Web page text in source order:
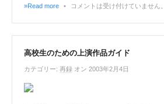
»Read more • コメントは受け付けていません。
高校生のための上演作品ガイド
カテゴリー: 再録 オン 2003年2月4日